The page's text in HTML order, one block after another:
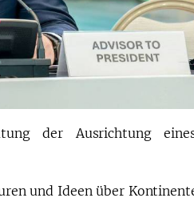
der Ausrichtung
und Ideen über